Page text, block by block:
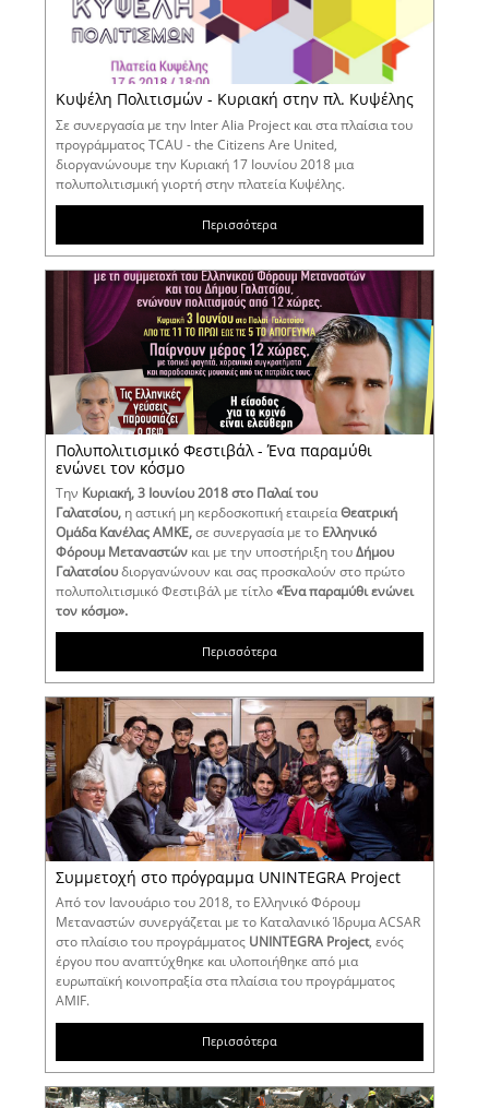
Κυψέλη Πολιτισμών - Κυριακή στην πλ. Κυψέλης
Σε συνεργασία με την Inter Alia Project και στα πλαίσια του
προγράμματος TCAU - the Citizens Are United,
διοργανώνουμε την Κυριακή 17 Ιουνίου 2018 μια
πολυπολιτισμική γιορτή στην πλατεία Κυψέλης.
Περισσότερα
Πολυπολιτισμικό Φεστιβάλ - Ένα παραμύθι
ενώνει τον κόσμο
Την Κυριακή, 3 Ιουνίου 2018 στο Παλαί του
Γαλατσίου, η αστική μη κερδοσκοπική εταιρείαΘεατρική
Ομάδα Κανέλας AMKE,σε συνεργασία με το Ελληνικό
Φόρουμ Μεταναστών και με την υποστήριξη τουΔήμου
Γαλατσίουδιοργανώνουν και σας προσκαλούν στο πρώτο
πολυπολιτισμικό Φεστιβάλ με τίτλο«Ένα παραμύθι ενώνει
τον κόσμο».
Περισσότερα
Συμμετοχή στο πρόγραμμα UNINTEGRA Project
Από τον Ιανουάριο του 2018, το Ελληνικό Φόρουμ
Μεταναστών συνεργάζεται με το Καταλανικό Ίδρυμα ACSAR
στο πλαίσιο του προγράμματος UNINTEGRA Project, ενός
έργου που αναπτύχθηκε και υλοποιήθηκε από μια
ευρωπαϊκή κοινοπραξία στα πλαίσια του προγράμματος
AMIF.
Περισσότερα